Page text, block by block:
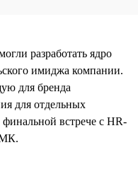
разработать ядро
имиджа компании.
для бренда
для отдельных
встрече с HR-